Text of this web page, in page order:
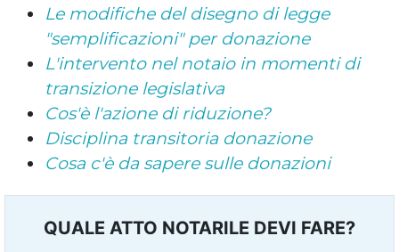
Le modifiche del disegno di legge
"semplificazioni" per donazione
L'intervento nel notaio in momenti di
transizione legislativa
Cos'è l'azione di riduzione?
Disciplina transitoria donazione
Cosa c'è da sapere sulle donazioni
QUALE ATTO NOTARILE DEVI FARE?